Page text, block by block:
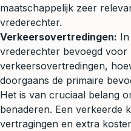
maatschappelijk zeer
vrederechter.
Verkeersovertredingen:
vrederechter bevoegd voor
verkeersovertredingen,
doorgaans de primaire
Het is van cruciaal belang
benaderen. Een verkeerde
vertragingen en extra